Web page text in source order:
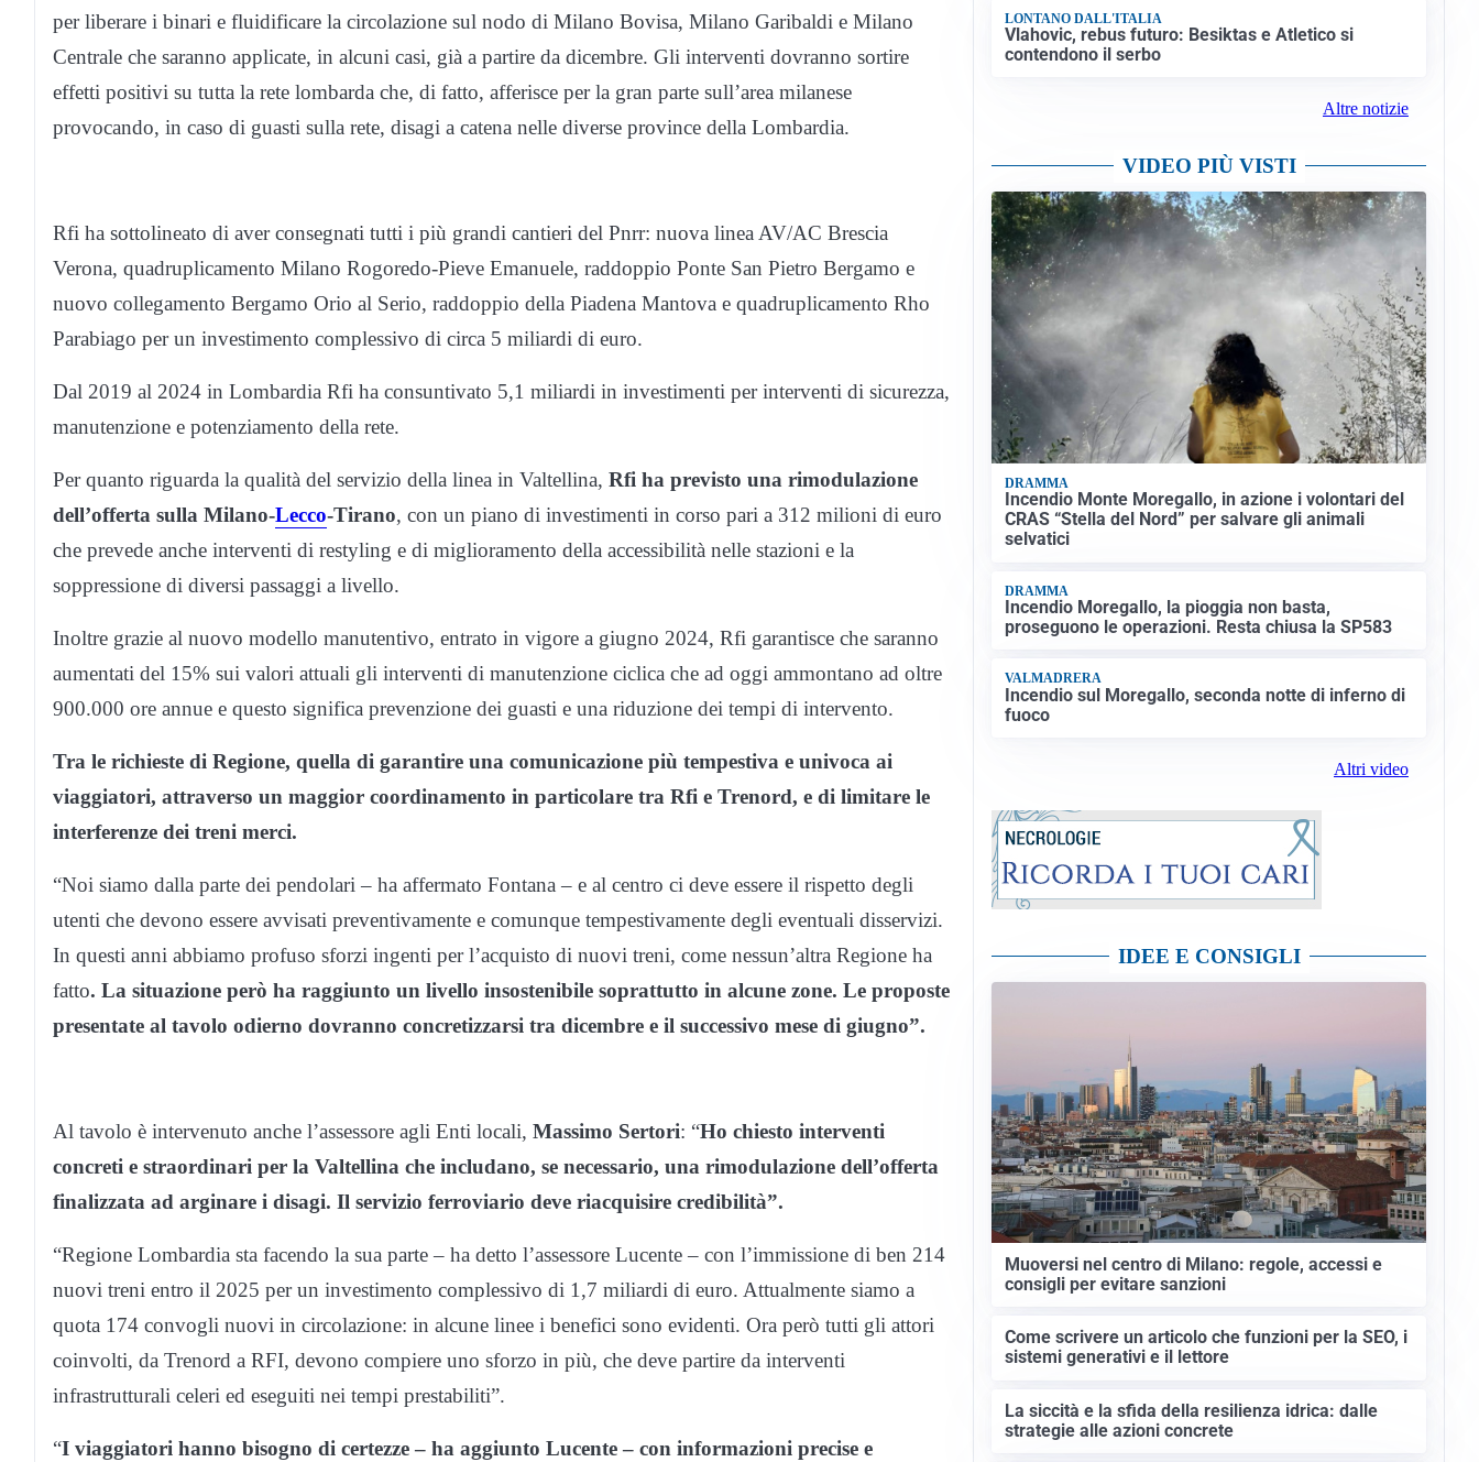
per liberare i binari e fluidificare la circolazione sul nodo di Milano Bovisa, Milano Garibaldi e Milano
Centrale che saranno applicate, in alcuni casi, già a partire da dicembre. Gli interventi dovranno sortire
effetti positivi su tutta la rete lombarda che, di fatto, afferisce per la gran parte sull’area milanese
provocando, in caso di guasti sulla rete, disagi a catena nelle diverse province della Lombardia.
Rfi ha sottolineato di aver consegnati tutti i più grandi cantieri del Pnrr: nuova linea AV/AC Brescia
Verona, quadruplicamento Milano Rogoredo-Pieve Emanuele, raddoppio Ponte San Pietro Bergamo e
nuovo collegamento Bergamo Orio al Serio, raddoppio della Piadena Mantova e quadruplicamento Rho
Parabiago per un investimento complessivo di circa 5 miliardi di euro.
Dal 2019 al 2024 in Lombardia Rfi ha consuntivato 5,1 miliardi in investimenti per interventi di sicurezza,
manutenzione e potenziamento della rete.
Per quanto riguarda la qualità del servizio della linea in Valtellina, Rfi ha previsto una rimodulazione
dell’offerta sulla Milano-Lecco-Tirano, con un piano di investimenti in corso pari a 312 milioni di euro
che prevede anche interventi di restyling e di miglioramento della accessibilità nelle stazioni e la
soppressione di diversi passaggi a livello.
Inoltre grazie al nuovo modello manutentivo, entrato in vigore a giugno 2024, Rfi garantisce che saranno
aumentati del 15% sui valori attuali gli interventi di manutenzione ciclica che ad oggi ammontano ad oltre
900.000 ore annue e questo significa prevenzione dei guasti e una riduzione dei tempi di intervento.
Tra le richieste di Regione, quella di garantire una comunicazione più tempestiva e univoca ai
viaggiatori, attraverso un maggior coordinamento in particolare tra Rfi e Trenord, e di limitare le
interferenze dei treni merci.
“Noi siamo dalla parte dei pendolari – ha affermato Fontana – e al centro ci deve essere il rispetto degli
utenti che devono essere avvisati preventivamente e comunque tempestivamente degli eventuali disservizi.
In questi anni abbiamo profuso sforzi ingenti per l’acquisto di nuovi treni, come nessun’altra Regione ha
fatto. La situazione però ha raggiunto un livello insostenibile soprattutto in alcune zone. Le proposte
presentate al tavolo odierno dovranno concretizzarsi tra dicembre e il successivo mese di giugno”.
Al tavolo è intervenuto anche l’assessore agli Enti locali, Massimo Sertori: “Ho chiesto interventi
concreti e straordinari per la Valtellina che includano, se necessario, una rimodulazione dell’offerta
finalizzata ad arginare i disagi. Il servizio ferroviario deve riacquisire credibilità”.
“Regione Lombardia sta facendo la sua parte – ha detto l’assessore Lucente – con l’immissione di ben 214
nuovi treni entro il 2025 per un investimento complessivo di 1,7 miliardi di euro. Attualmente siamo a
quota 174 convogli nuovi in circolazione: in alcune linee i benefici sono evidenti. Ora però tutti gli attori
coinvolti, da Trenord a RFI, devono compiere uno sforzo in più, che deve partire da interventi
infrastrutturali celeri ed eseguiti nei tempi prestabiliti”.
“I viaggiatori hanno bisogno di certezze – ha aggiunto Lucente – con informazioni precise e
LONTANO DALL'ITALIA
Vlahovic, rebus futuro: Besiktas e Atletico si
contendono il serbo
Altre notizie
VIDEO PIÙ VISTI
DRAMMA
Incendio Monte Moregallo, in azione i volontari del
CRAS “Stella del Nord” per salvare gli animali
selvatici
DRAMMA
Incendio Moregallo, la pioggia non basta,
proseguono le operazioni. Resta chiusa la SP583
VALMADRERA
Incendio sul Moregallo, seconda notte di inferno di
fuoco
Altri video
IDEE E CONSIGLI
Muoversi nel centro di Milano: regole, accessi e
consigli per evitare sanzioni
Come scrivere un articolo che funzioni per la SEO, i
sistemi generativi e il lettore
La siccità e la sfida della resilienza idrica: dalle
strategie alle azioni concrete